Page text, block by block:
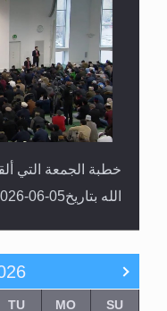
خطبة الجمعة التي
الله بتاريخ05-06-2026
SU
MO
TU